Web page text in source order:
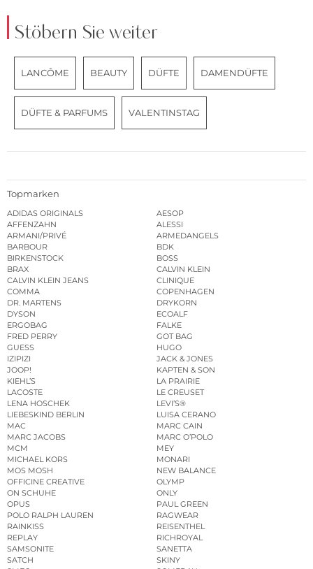
Stöbern Sie weiter
LANCÔME BEAUTY DÜFTE DAMENDÜFTE
DÜFTE & PARFUMS VALENTINSTAG
Topmarken
ADIDAS ORIGINALS
AESOP
AFFENZAHN
ALESSI
ARMANI/PRIVÉ
ARMEDANGELS
BARBOUR
BDK
BIRKENSTOCK
BOSS
BRAX
CALVIN KLEIN
CALVIN KLEIN JEANS
CLINIQUE
COMMA
COPENHAGEN
DR. MARTENS
DRYKORN
DYSON
ECOALF
ERGOBAG
FALKE
FRED PERRY
GOT BAG
GUESS
HUGO
IZIPIZI
JACK & JONES
JOOP!
KAPTEN & SON
KIEHL’S
LA PRAIRIE
LACOSTE
LE CREUSET
LENA HOSCHEK
LEVI’S®
LIEBESKIND BERLIN
LUISA CERANO
MAC
MARC CAIN
MARC JACOBS
MARC O’POLO
MCM
MEY
MICHAEL KORS
MONARI
MOS MOSH
NEW BALANCE
OFFICINE CREATIVE
OLYMP
ON SCHUHE
ONLY
OPUS
PAUL GREEN
POLO RALPH LAUREN
RAGWEAR
RAINKISS
REISENTHEL
REPLAY
RICHROYAL
SAMSONITE
SANETTA
SATCH
SKINY